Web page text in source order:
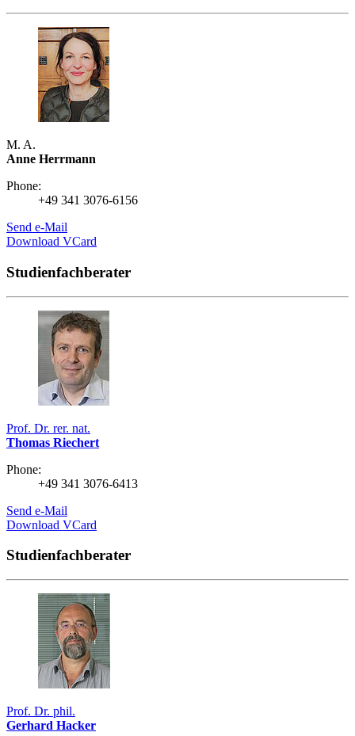
M. A.
Anne Herrmann
Phone:
+49 341 3076-6156
Send e-Mail
Download VCard
Studienfachberater
Prof. Dr. rer. nat.
Thomas Riechert
Phone:
+49 341 3076-6413
Send e-Mail
Download VCard
Studienfachberater
Prof. Dr. phil.
Gerhard Hacker